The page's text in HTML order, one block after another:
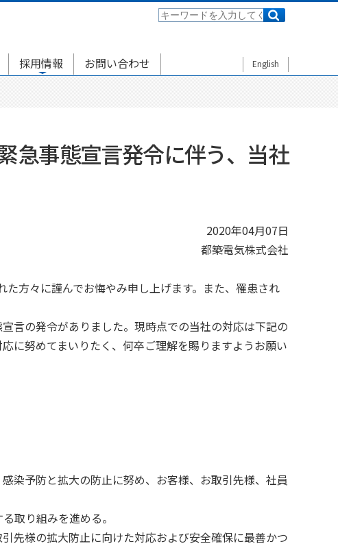
English
採用情報 お問い合わせ
急事態宣言発令に伴う、当社
2020年04月07日
都築電気株式会社
方々に謹んでお悔やみ申し上げます。また、罹患され
言の発令がありました。現時点での当社の対応は下記の
に努めてまいりたく、何卒ご理解を賜りますようお願い
染予防と拡大の防止に努め、お客様、お取引先様、社員
取り組みを進める。
先様の拡大防止に向けた対応および安全確保に最善かつ